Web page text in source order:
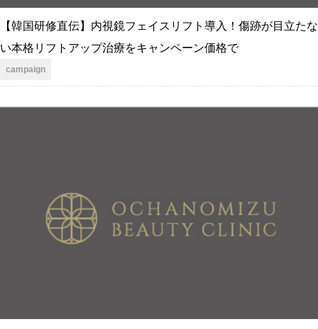
【韓国研修直伝】内視鏡フェイスリフト導入！傷跡が目立たな
い本格リフトアップ治療をキャンペーン価格で
campaign